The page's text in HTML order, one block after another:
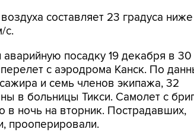
составляет 23 градуса
с.
посадку 19 декабря в 30
с аэродрома Канск. По
и семь членов экипажа, 32
в больницы Тикси. Самолет с
в ночь на вторник. Пострадавших,
прооперировали.